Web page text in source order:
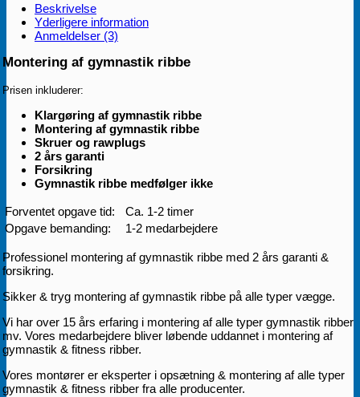
Beskrivelse
Yderligere information
Anmeldelser (3)
Montering af gymnastik ribbe
Prisen inkluderer:
Klargøring af gymnastik ribbe
Montering af gymnastik ribbe
Skruer og rawplugs
2 års garanti
Forsikring
Gymnastik ribbe medfølger ikke
Forventet opgave tid:
Ca. 1-2 timer
Opgave bemanding:
1-2 medarbejdere
Professionel montering af gymnastik ribbe med 2 års garanti &
forsikring.
Sikker & tryg montering af gymnastik ribbe på alle typer vægge.
Vi har over 15 års erfaring i montering af alle typer gymnastik ribber
mv. Vores medarbejdere bliver løbende uddannet i montering af
gymnastik & fitness ribber.
Vores montører er eksperter i opsætning & montering af alle typer
gymnastik & fitness ribber fra alle producenter.